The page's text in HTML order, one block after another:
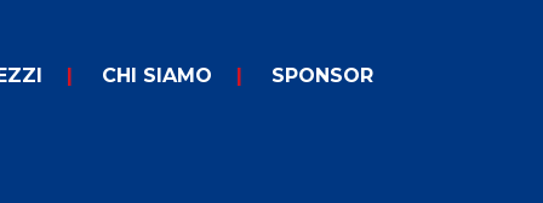
CHI SIAMO SPONSOR